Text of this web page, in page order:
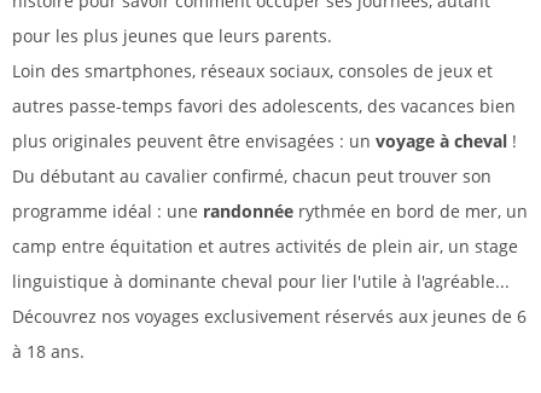
pour les plus jeunes que leurs parents.
Loin des smartphones, réseaux sociaux, consoles de jeux et
autres passe-temps favori des adolescents, des vacances bien
plus originales peuvent être envisagées : un voyage à cheval !
Du débutant au cavalier confirmé, chacun peut trouver son
programme idéal : une randonnée rythmée en bord de mer, un
camp entre équitation et autres activités de plein air, un stage
linguistique à dominante cheval pour lier l'utile à l'agréable...
Découvrez nos voyages exclusivement réservés aux jeunes de 6
à 18 ans.